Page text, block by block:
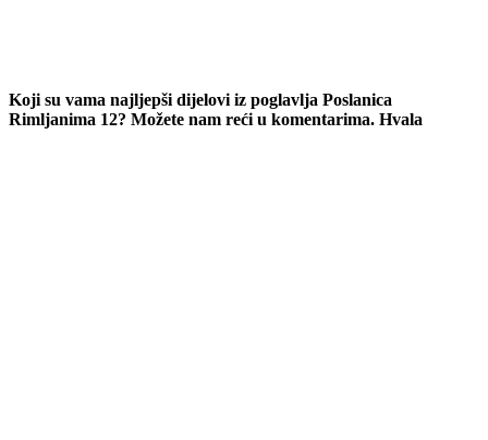
Koji su vama najljepši dijelovi iz poglavlja Poslanica
Rimljanima 12? Možete nam reći u komentarima. Hvala